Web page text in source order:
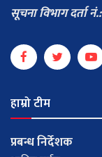
सूचना विभाग दर्ता
हाम्रो टीम
प्रबन्ध निर्देशक